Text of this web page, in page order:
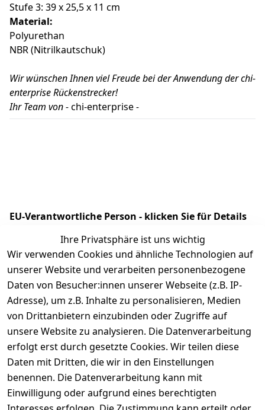
Stufe 3: 39 x 25,5 x 11 cm
Material:
Polyurethan
NBR (Nitrilkautschuk)
Wir wünschen Ihnen viel Freude bei der Anwendung der chi-
enterprise Rückenstrecker!
Ihr Team von -chi-enterprise-
EU-Verantwortliche Person - klicken Sie für Details
Ihre Privatsphäre ist uns wichtig
Wir verwenden Cookies und ähnliche Technologien auf
unserer Website und verarbeiten personenbezogene
Daten von Besucher:innen unserer Webseite (z.B. IP-
Adresse), um z.B. Inhalte zu personalisieren, Medien
von Drittanbietern einzubinden oder Zugriffe auf
unsere Website zu analysieren. Die Datenverarbeitung
erfolgt erst durch gesetzte Cookies. Wir teilen diese
Daten mit Dritten, die wir in den Einstellungen
benennen. Die Datenverarbeitung kann mit
Einwilligung oder aufgrund eines berechtigten
Rechtliches
AGB
Impressum
Kontakt
Kontakt
Registrieren